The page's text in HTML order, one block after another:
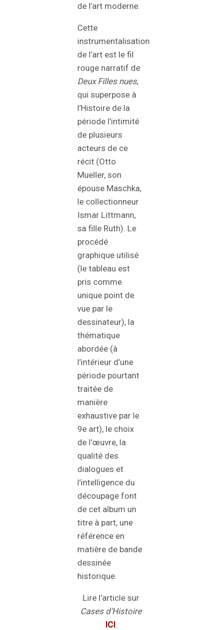
de l’art moderne.
Cette
instrumentalisation
de l’art est le fil
rouge narratif de
Deux Filles nues,
qui superpose à
l’Histoire de la
période l’intimité
de plusieurs
acteurs de ce
récit (Otto
Mueller, son
épouse Maschka,
le collectionneur
Ismar Littmann,
sa fille Ruth). Le
procédé
graphique utilisé
(le tableau est
pris comme
unique point de
vue par le
dessinateur), la
thématique
abordée (à
l’intérieur d’une
période pourtant
traitée de
manière
exhaustive par le
9e art), le choix
de l’œuvre, la
qualité des
dialogues et
l’intelligence du
découpage font
de cet album un
titre à part, une
référence en
matière de bande
dessinée
historique.
Lire l’article sur
Cases d’Histoire
ICI.